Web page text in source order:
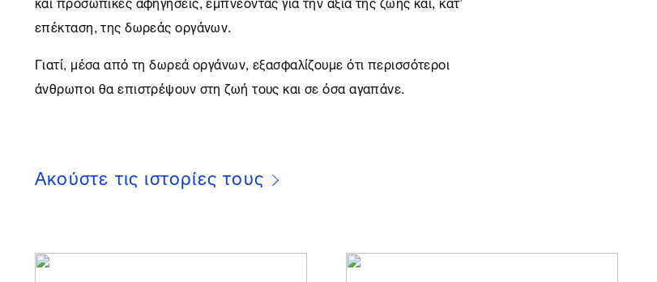
επέκταση, της δωρεάς οργάνων.
Γιατί, μέσα από τη δωρεά οργάνων, εξασφαλίζουμε ότι περισσότεροι
άνθρωποι θα επιστρέψουν στη ζωή τους και σε όσα αγαπάνε.
Ακούστε τις ιστορίες τους